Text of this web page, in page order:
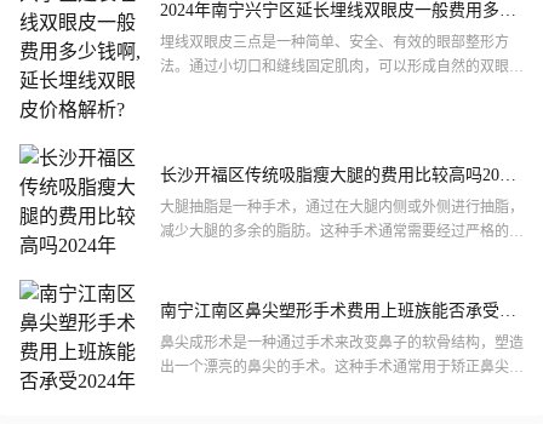
2024年南宁兴宁区延长埋线双眼皮一般费用多少
钱啊,延长埋线双眼皮价格解析?
埋线双眼皮三点是一种简单、安全、有效的眼部整形方
法。通过小切口和缝线固定肌肉，可以形成自然的双眼
长沙开福区传统吸脂瘦大腿的费用比较高吗2024
年
大腿抽脂是一种手术，通过在大腿内侧或外侧进行抽脂，
减少大腿的多余的脂肪。这种手术通常需要经过严格的准
南宁江南区鼻尖塑形手术费用上班族能否承受
2024年
鼻尖成形术是一种通过手术来改变鼻子的软骨结构，塑造
出一个漂亮的鼻尖的手术。这种手术通常用于矫正鼻尖的